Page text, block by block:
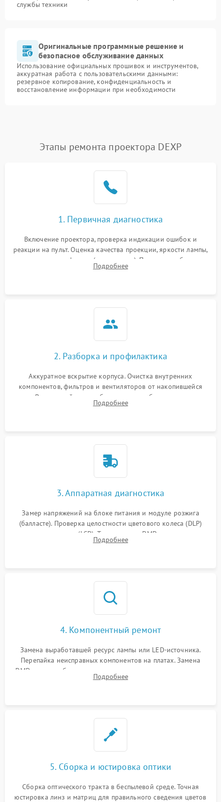
службы техники
Оригинальные программные решение и
безопасное обслуживание данных
Использование официальных прошивок и инструментов,
аккуратная работа с пользовательскими данными:
резервное копирование, конфиденциальность и
восстановление информации при необходимости
Этапы ремонта проектора DEXP
1. Первичная диагностика
Включение проектора, проверка индикации ошибок и
реакции на пульт. Оценка качества проекции, яркости лампы,
наличия артефактов (точки, пятна). Проверка работы
системы охлаждения по уровню шума вентиляторов.
Подробнее
2. Разборка и профилактика
Аккуратное вскрытие корпуса. Очистка внутренних
компонентов, фильтров и вентиляторов от накопившейся
пыли. Визуальный осмотр блока питания, балласта лампы и
материнской платы на наличие прогаров или вздутых
Подробнее
3. Аппаратная диагностика
Замер напряжений на блоке питания и модуле розжига
(балласте). Проверка целостности цветового колеса (DLP)
или поляризаторов (LCD). Тестирование DMD-чипа, датчиков
температуры и оптопар с помощью мультиметра и
Подробнее
4. Компонентный ремонт
Замена выработавшей ресурс лампы или LED-источника.
Перепайка неисправных компонентов на платах. Замена
DMD-чипа при битых пикселях, установка нового цветового
колеса или восстановление сгоревших поляризационных
Подробнее
5. Сборка и юстировка оптики
Сборка оптического тракта в беспылевой среде. Точная
юстировка линз и матриц для правильного сведения цветов